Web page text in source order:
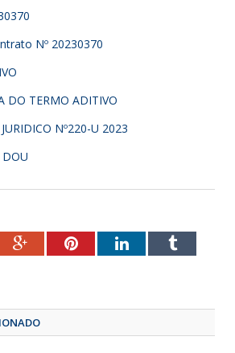
Nº 20230370
DO TERMO ADITIVO
Nº220-U 2023
DOU
Google+Pinterest
LinkedIn